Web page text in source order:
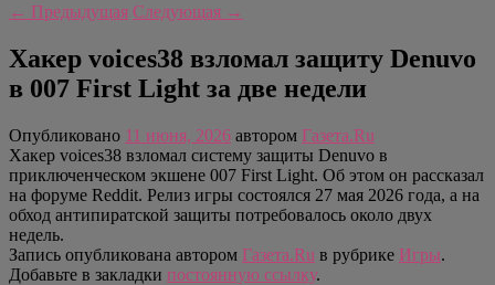
← Предыдущая Следующая →
Хакер voices38 взломал защиту Denuvo
в 007 First Light за две недели
Опубликовано 11 июня, 2026 автором Газета.Ru
Хакер voices38 взломал систему защиты Denuvo в
приключенческом экшене 007 First Light. Об этом он рассказал
на форуме Reddit. Релиз игры состоялся 27 мая 2026 года, а на
обход антипиратской защиты потребовалось около двух
недель.
Запись опубликована автором Газета.Ru в рубрике Игры.
Добавьте в закладки постоянную ссылку.